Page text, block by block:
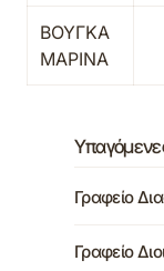
ΒΟΥΓΚΑ
ΜΑΡΙΝΑ
Γραφείο
Γραφείο